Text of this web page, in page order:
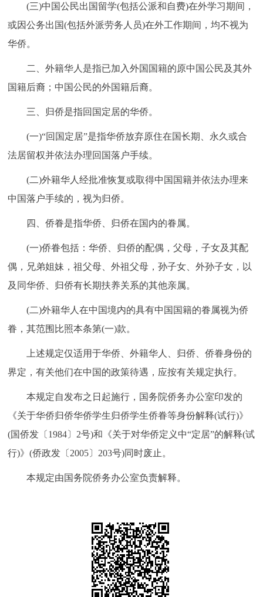
12345网上接诉即办 我要咨询 我要建议
北京概况 十六区概览
绿色北京 图说北京 视频北京
ENGLISH 한국어
ESPAÑOL العربية PORTUGUÊS
ITALIANO
回到顶部
(三)中国公民出国留学(包括公派和自费)在外学习期间，
或因公务出国(包括外派劳务人员)在外工作期间，均不视为
华侨。
二、外籍华人是指已加入外国国籍的原中国公民及其外
国籍后裔；中国公民的外国籍后裔。
三、归侨是指回国定居的华侨。
(一)“回国定居”是指华侨放弃原住在国长期、永久或合
法居留权并依法办理回国落户手续。
(二)外籍华人经批准恢复或取得中国国籍并依法办理来
中国落户手续的，视为归侨。
四、侨眷是指华侨、归侨在国内的眷属。
(一)侨眷包括：华侨、归侨的配偶，父母，子女及其配
偶，兄弟姐妹，祖父母、外祖父母，孙子女、外孙子女，以
及同华侨、归侨有长期扶养关系的其他亲属。
(二)外籍华人在中国境内的具有中国国籍的眷属视为侨
眷，其范围比照本条第(一)款。
上述规定仅适用于华侨、外籍华人、归侨、侨眷身份的
界定，有关他们在中国的政策待遇，应按有关规定执行。
本规定自发布之日起施行，国务院侨务办公室印发的
《关于华侨归侨华侨学生归侨学生侨眷等身份解释(试行)》
(国侨发〔1984〕2号)和《关于对华侨定义中“定居”的解释(试
行)》(侨政发〔2005〕203号)同时废止。
本规定由国务院侨务办公室负责解释。